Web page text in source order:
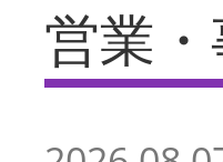
営業